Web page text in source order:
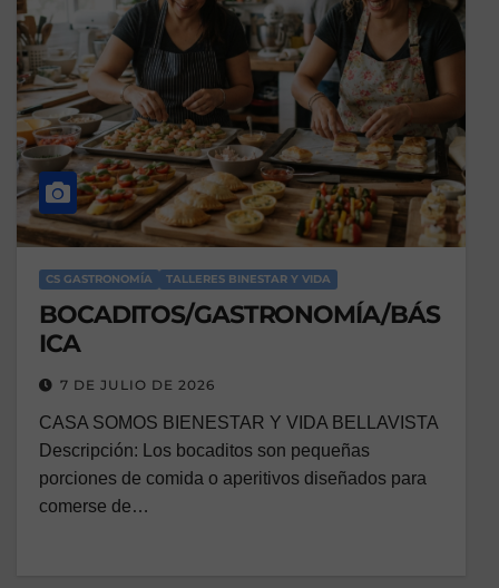
CS GASTRONOMÍA TALLERES BINESTAR Y VIDA
BOCADITOS/GASTRONOMÍA/BÁS
ICA
7 DE JULIO DE 2026
CASA SOMOS BIENESTAR Y VIDA BELLAVISTA
Descripción: Los bocaditos son pequeñas
porciones de comida o aperitivos diseñados para
comerse de…